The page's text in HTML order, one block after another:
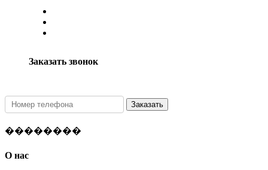
Заказать звонок
Заказать
��������
О нас